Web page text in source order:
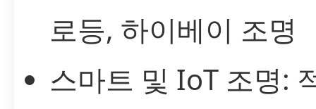
로등, 하이베이 조명
스마트 및 IoT 조명: